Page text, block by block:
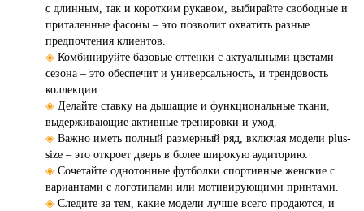
с длинным, так и коротким рукавом, выбирайте свободные и
приталенные фасоны – это позволит охватить разные
предпочтения клиентов.
◈ Комбинируйте базовые оттенки с актуальными цветами
сезона – это обеспечит и универсальность, и трендовость
коллекции.
◈ Делайте ставку на дышащие и функциональные ткани,
выдерживающие активные тренировки и уход.
◈ Важно иметь полный размерный ряд, включая модели plus-
size – это откроет дверь в более широкую аудиторию.
◈ Сочетайте однотонные футболки спортивные женские с
вариантами с логотипами или мотивирующими принтами.
◈ Следите за тем, какие модели лучше всего продаются, и